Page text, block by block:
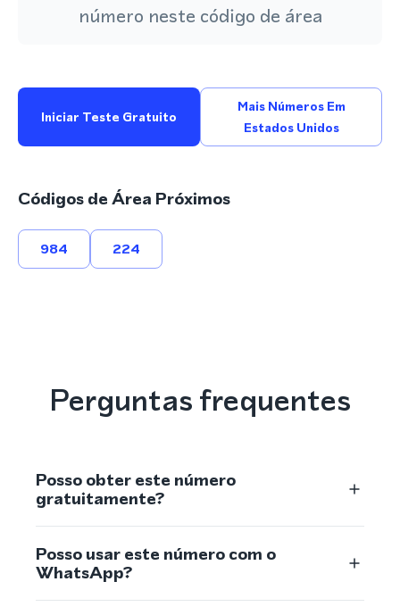
número neste código de área
Iniciar Teste Gratuito
Mais Números Em
Estados Unidos
Códigos de Área Próximos
984 224
Perguntas frequentes
Posso obter este número
gratuitamente?
Posso usar este número com o
WhatsApp?